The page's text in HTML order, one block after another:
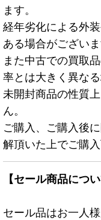
ます。
経年劣化による外
ある場合がございま
また中古での買取
率とは大きく異な
未開封商品の性質
ん。
ご購入、ご購入後
解頂いた上でご購入
【セール商品につい
セール品はお一人